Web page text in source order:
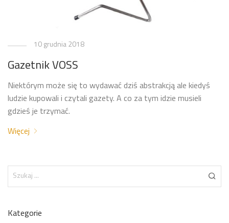
10 grudnia 2018
Gazetnik VOSS
Niektórym może się to wydawać dziś abstrakcją ale kiedyś
ludzie kupowali i czytali gazety. A co za tym idzie musieli
gdzieś je trzymać.
Więcej
Kategorie